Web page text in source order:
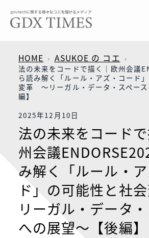
HOME ASUKOE の コエ
法の未来をコードで描く｜欧州会議
ら読み解く「ルール・アズ・コード
変革 〜リーガル・データ・スペー
編】
2025年12月10日
法の未来をコード
州会議
み解く「ルール・
ド」の可能性と社
リーガル・データ
への展望〜【後編